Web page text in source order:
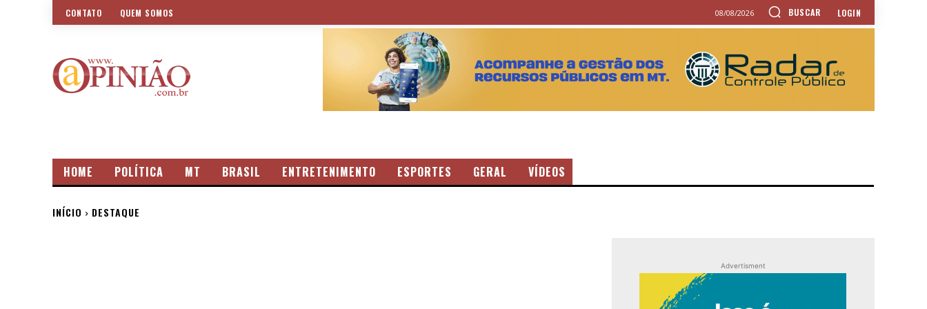
CONTATO QUEM SOMOS 08/08/2026 BUSCAR LOGIN
HOME POLÍTICA MT BRASIL ENTRETENIMENTO ESPORTES GERAL VÍDEOS
INÍCIO DESTAQUE
Advertisment